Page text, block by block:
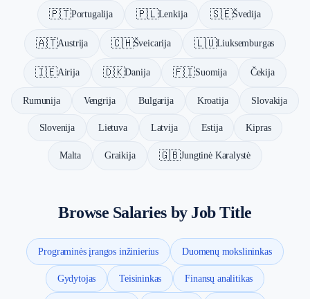
Ispanija — €36K average salary
Šveicarija — €100K average salary
Belgija — €50K average salary
Austrija — €55K average salary
🇵🇹Portugalija 🇵🇱Lenkija 🇸🇪Švedija
🇦🇹Austrija 🇨🇭Šveicarija 🇱🇺Liuksemburgas
🇮🇪Airija 🇩🇰Danija 🇫🇮Suomija Čekija
Rumunija Vengrija Bulgarija Kroatija Slovakija
Slovenija Lietuva Latvija Estija Kipras
Malta Graikija 🇬🇧Jungtinė Karalystė
Browse Salaries by Job Title
Programinės įrangos inžinierius Duomenų mokslininkas
Gydytojas Teisininkas Finansų analitikas